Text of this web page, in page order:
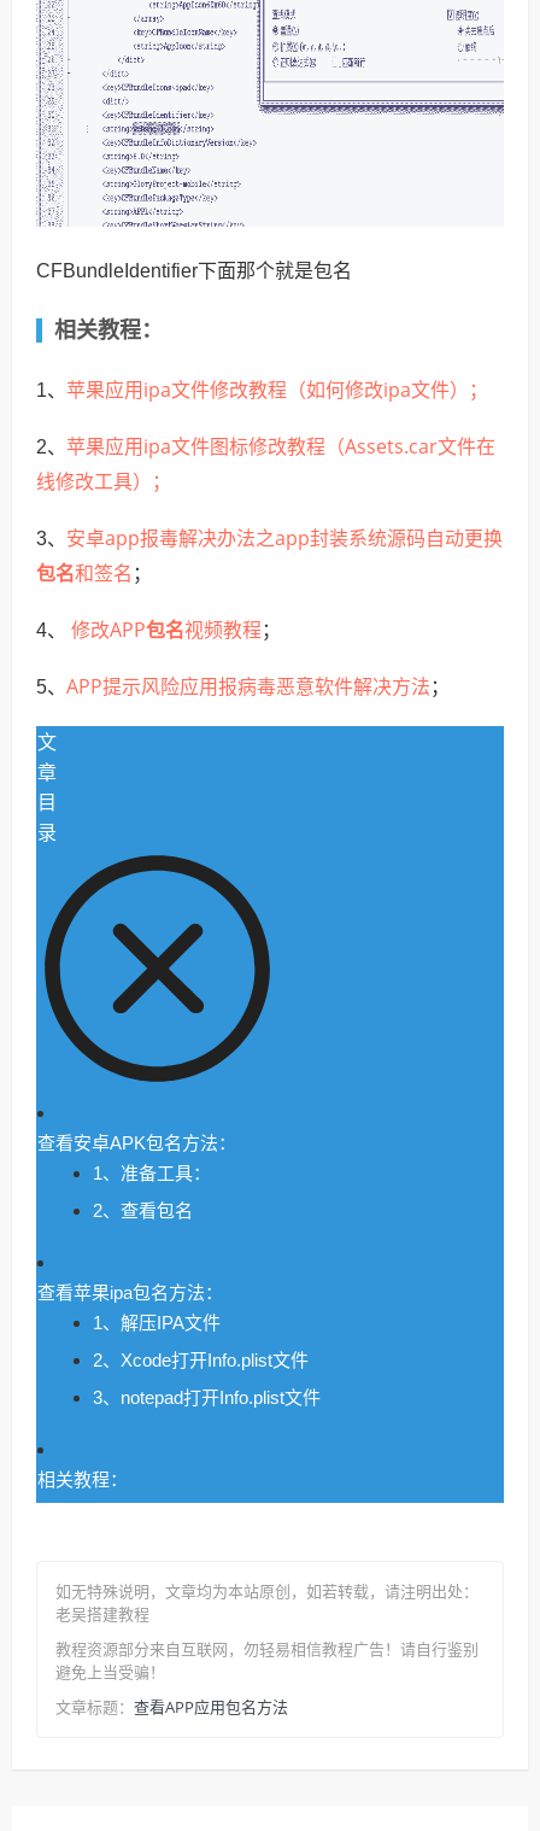
CFBundleIdentifier下面那个就是包名
相关教程：
1、 苹果应用ipa文件修改教程（如何修改ipa文件）；
2、 苹果应用ipa文件图标修改教程（Assets.car文件在
线修改工具）；
3、 安卓app报毒解决办法之app封装系统源码自动更换
包名和签名 ；
4、 修改APP包名视频教程 ；
5、 APP提示风险应用报病毒恶意软件解决方法 ；
文
章
目
录
查看安卓APK包名方法：
1、准备工具：
2、查看包名
查看苹果ipa包名方法：
1、解压IPA文件
2、Xcode打开Info.plist文件
3、notepad打开Info.plist文件
相关教程：
如无特殊说明，文章均为本站原创 ，如若转载，请注明出处：
老吴搭建教程
教程资源部分来自互联网，勿轻易相信教程广告！请自行鉴别
避免上当受骗！
文章标题： 查看APP应用包名方法